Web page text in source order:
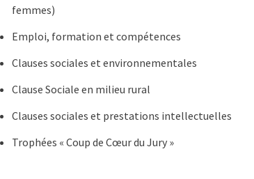
femmes)
Emploi, formation et compétences
Clauses sociales et environnementales
Clause Sociale en milieu rural
Clauses sociales et prestations intellectuelles
Trophées « Coup de Cœur du Jury »